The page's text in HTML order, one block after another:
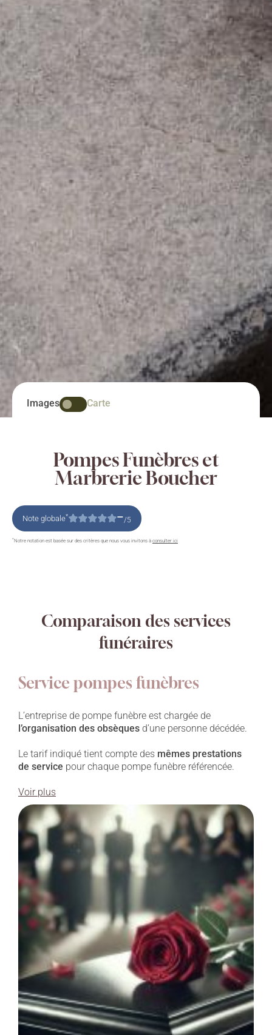
Images Carte
Pompes Funèbres et
Marbrerie Boucher
Note globale* –/5
*Notre notation est basée sur des critères que nous vous invitons à consulter ici
Comparaison des services
funéraires
Service pompes funèbres
L’entreprise de pompe funèbre est chargée de
l’organisation des obsèques d’une personne décédée.
Le tarif indiqué tient compte des mêmes prestations
de service pour chaque pompe funèbre référencée.
Voir plus